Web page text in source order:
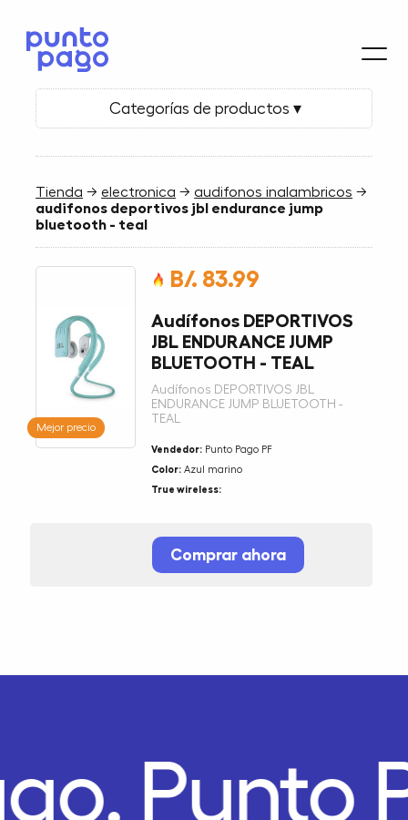
Categorías de productos ▾
Tienda →electronica →audifonos inalambricos →
audifonos deportivos jbl endurance jump
bluetooth - teal
Mejor precio
B/. 83.99
Audífonos DEPORTIVOS
JBL ENDURANCE JUMP
BLUETOOTH - TEAL
Audífonos DEPORTIVOS JBL
ENDURANCE JUMP BLUETOOTH -
TEAL
Vendedor: Punto Pago PF
Color: Azul marino
True wireless:
Comprar ahora
Punto